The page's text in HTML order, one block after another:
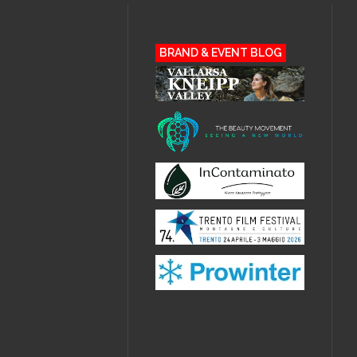
BRAND & EVENT BLOG